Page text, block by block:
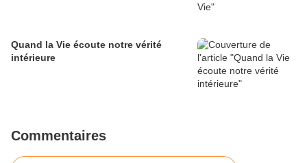
Quand la Vie écoute notre vérité
intérieure
Commentaires